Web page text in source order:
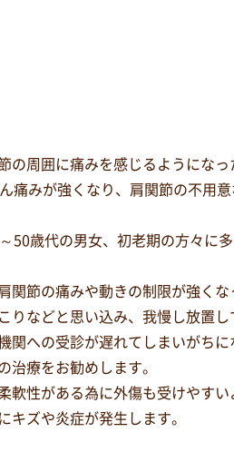
の周囲に痛みを感じるようにな
痛みが強くなり、肩関節の不用
歳代の男女、初老期の方々に
節の痛みや動きの制限が強くな
などと思い込み、我慢し放置
への受診が遅れてしまいがちに
治療をお勧めします。
軟性がある為に外傷も受けやす
キズや炎症が発生します。